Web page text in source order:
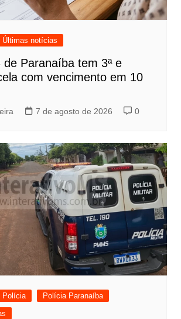
Últimas notícias
de Paranaíba tem 3ª e
com vencimento em 10
7 de agosto de 2026 0
Polícia
Polícia Paranaíba